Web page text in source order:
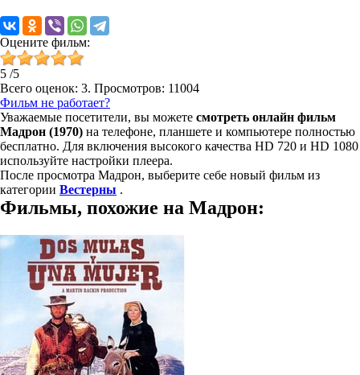
Оцените фильм:
5 /5
Всего оценок: 3. Просмотров: 11004
Фильм не работает?
Уважаемые посетители, вы можете смотреть онлайн фильм
Мадрон (1970) на телефоне, планшете и компьютере полностью
бесплатно. Для включения высокого качества HD 720 и HD 1080
используйте настройки плеера.
После просмотра Мадрон, выберите себе новый фильм из
категории Вестерны .
Фильмы, похожие на Мадрон: